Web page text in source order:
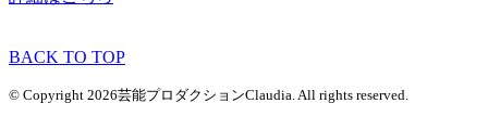
BACK TO TOP
© Copyright 2026芸能プロダクションClaudia. All rights reserved.